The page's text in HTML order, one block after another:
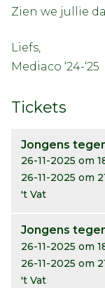
Zien we jullie
Liefs,
Mediaco ‘24-‘25
Tickets
Jongens
26-11-2025 om
26-11-2025 om
't Vat
Jongens
26-11-2025 om
26-11-2025 om
't Vat